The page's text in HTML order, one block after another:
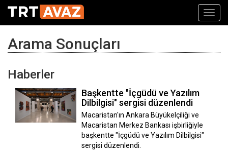
Arama Sonuçları
Haberler
Başkentte "İçgüdü ve Yazılım
Dilbilgisi" sergisi düzenlendi
Macaristan'ın Ankara Büyükelçiliği ve
Macaristan Merkez Bankası işbirliğiyle
başkentte "İçgüdü ve Yazılım Dilbilgisi"
sergisi düzenlendi.